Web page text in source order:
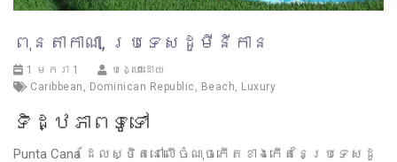
ពុនតាកាណា, ប្រទេសដូមីនីកាន
1 មករា 1
បង្ហោះដោយ
Caribbean
Dominican Republic Beach Luxury
ទិដ្ឋភាពទូទៅ
Punta Cana ដែលស្ថិតនៅលើចំណុចកើតខាងកើតនៃប្រទេសដូ